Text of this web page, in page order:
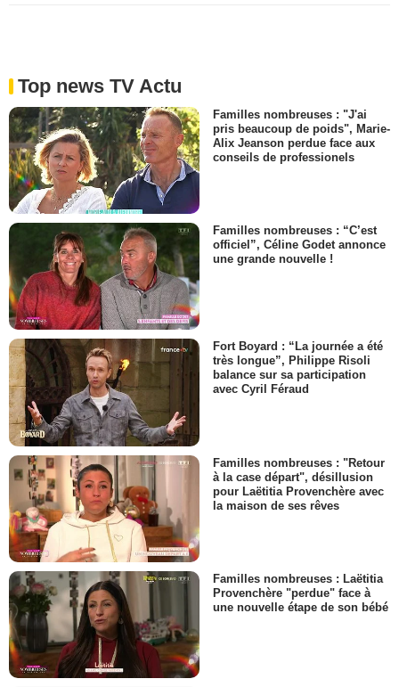
Top news TV Actu
Familles nombreuses : "J'ai
pris beaucoup de poids", Marie-
Alix Jeanson perdue face aux
conseils de professionels
Familles nombreuses : “C’est
officiel”, Céline Godet annonce
une grande nouvelle !
Fort Boyard : “La journée a été
très longue”, Philippe Risoli
balance sur sa participation
avec Cyril Féraud
Familles nombreuses : "Retour
à la case départ", désillusion
pour Laëtitia Provenchère avec
la maison de ses rêves
Familles nombreuses : Laëtitia
Provenchère "perdue" face à
une nouvelle étape de son bébé